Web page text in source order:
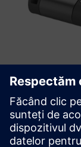
TXOne
Portable